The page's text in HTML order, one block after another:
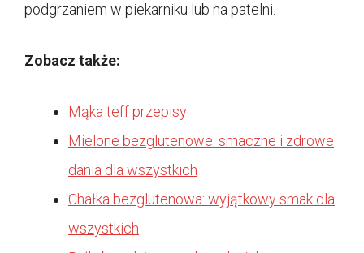
podgrzaniem w piekarniku lub na patelni.
Zobacz także:
Mąka teff przepisy
Mielone bezglutenowe: smaczne i zdrowe
dania dla wszystkich
Chałka bezglutenowa: wyjątkowy smak dla
wszystkich